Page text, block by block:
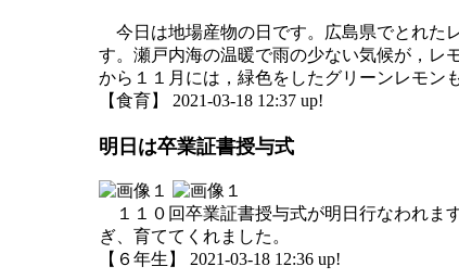
今日は地場産物の日です。広島県でとれた
す。瀬戸内海の温暖で雨の少ない気候が，レ
から１１月には，緑色をしたグリーンレモン
【食育】 2021-03-18 12:37 up!
明日は卒業証書授与式
１１０回卒業証書授与式が明日行なわれま
ぎ、育ててくれました。
【６年生】 2021-03-18 12:36 up!